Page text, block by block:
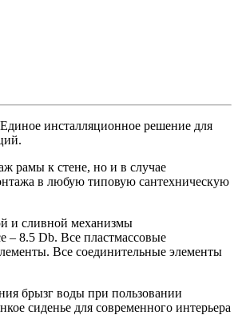
инсталляционное решение для
рамы к стене, но и в случае
в любую типовую сантехническую
и сливной механизмы
– 8.5 Db. Все пластмассовые
Все соединительные элементы
брызг воды при пользовании
сиденье для современного интерьера